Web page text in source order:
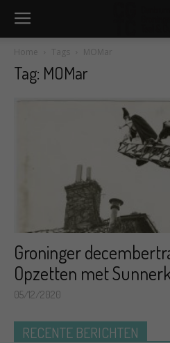
Home Tags MOMar
Tag: MOMar
Groninger
Opzetten met
05/12/2020
RECENTE BERICHTEN